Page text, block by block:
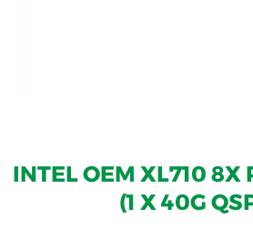
INTEL OEM XL710 8X
(1 X 40G